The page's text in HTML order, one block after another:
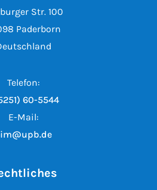
Str. 100
Paderborn
Telefon:
60-5544
E-Mail: